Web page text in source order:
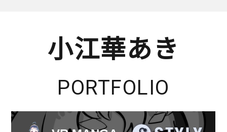
小江華あき
PORTFOLIO